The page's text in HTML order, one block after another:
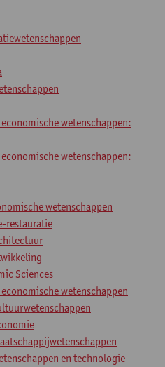
wetenschappen:
wetenschappen:
wetenschappen
restauratie
Sciences
wetenschappen
en technologie